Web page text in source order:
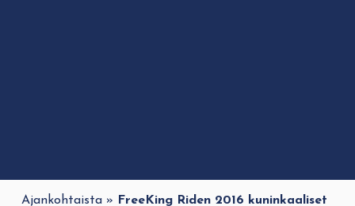
Ajankohtaista » FreeKing Riden 2016 kuninkaaliset